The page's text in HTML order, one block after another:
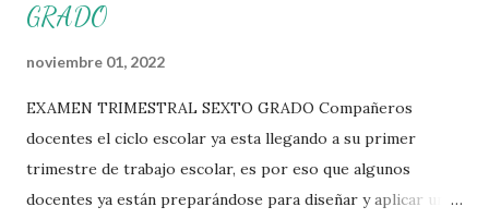
GRADO
noviembre 01, 2022
EXAMEN TRIMESTRAL SEXTO GRADO Compañeros
docentes el ciclo escolar ya esta llegando a su primer
trimestre de trabajo escolar, es por eso que algunos
docentes ya están preparándose para diseñar y aplicar una